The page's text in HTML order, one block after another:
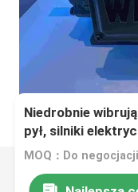
Niedrobnie
pył, silniki
MOQ：Do negocjacji